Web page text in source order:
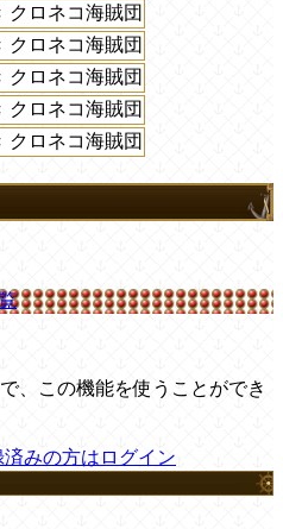
ロネコ海賊団
ロネコ海賊団
ロネコ海賊団
ロネコ海賊団
ロネコ海賊団
、この機能を使うことができ
済みの方はログイン